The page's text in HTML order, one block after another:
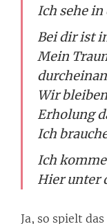
Ich sehe in
Bei dir ist
Mein
Wir
Erholung
Ich
Ich
Hier unter
Ja, so spielt